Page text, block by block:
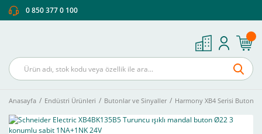
0 850 377 0 100
Anasayfa Endüstri Ürünleri Butonlar ve Sinyaller Harmony XB4 Serisi Buton